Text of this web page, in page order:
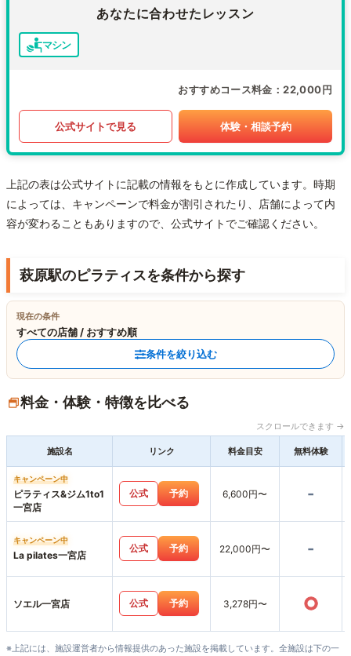
あなたに合わせたレッスン
マシン
おすすめコース料金 22,000円
公式サイトで見る 体験・相談予約
上記の表は公式サイトに記載の情報をもとに作成しています。時期
によっては、キャンペーンで料金が割引されたり、店舗によって内
容が変わることもありますので、公式サイトでご確認ください。
萩原駅のピラティスを条件から探す
現在の条件
すべての店舗 / おすすめ順
条件を絞り込む
料金・体験・特徴を比べる
スクロールできます →
施設名 リンク 料金目安 無料体験
キャンペーン中
ピラティス&ジム1to1
一宮店
公式 予約 6,600円〜 -
キャンペーン中
La pilates一宮店
公式 予約 22,000円〜 -
ソエル一宮店 公式 予約 3,278円〜 ○
※上記には、施設運営者から情報提供のあった施設を掲載しています。全施設は下の一